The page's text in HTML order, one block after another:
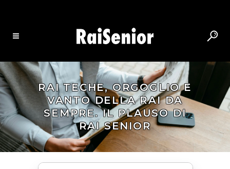
RAI TECHE, ORGOGLIO E
VANTO DELLA RAI DA
SEMPRE. IL PLAUSO DI
RAI SENIOR